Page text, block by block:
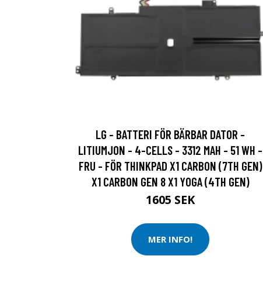
LG - BATTERI FÖR BÄRBAR DATOR -
LITIUMJON - 4-CELLS - 3312 MAH - 51 WH -
FRU - FÖR THINKPAD X1 CARBON (7TH GEN)
X1 CARBON GEN 8 X1 YOGA (4TH GEN)
1605 SEK
MER INFO!